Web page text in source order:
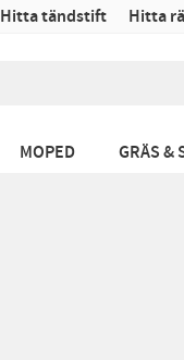
Hitta tändstift Hitta
MOPED GRÄS &